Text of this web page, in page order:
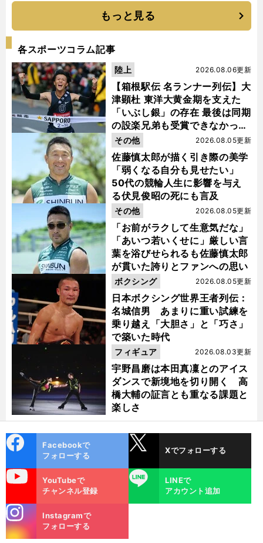
もっと見る
各スポーツコラム記事
【箱根駅伝 名ランナー列伝】大
津顕杜 東洋大黄金期を支えた
「いぶし銀」の存在 最後は同期
の設楽兄弟も受賞できなかった
金栗杯に輝く
2026.08.06更新
陸上
佐藤慎太郎が描く引き際の美学
「弱くなる自分も見せたい」
50代の競輪人生に影響を与え
る伏見俊昭の死にも言及
2026.08.05更新
その他
「お前がラクして生意気だな」
「あいつ若いくせに」厳しい言
葉を浴びせられるも佐藤慎太郎
が貫いた誇りとファンへの思い
2026.08.05更新
その他
日本ボクシング世界王者列伝：
名城信男 あまりに重い試練を
乗り越え「大胆さ」と「巧さ」
で築いた時代
2026.08.05更新
ボクシング
宇野昌磨は本田真凜とのアイス
ダンスで新境地を切り開く 高
橋大輔の証言とも重なる課題と
楽しさ
2026.08.03更新
フィギュア
ok
Facebookで
フォローする
Xでフォローする
YouTubeで
チャンネル登録
LINE
LINEで
アカウント追加
m
Instagramで
フォローする